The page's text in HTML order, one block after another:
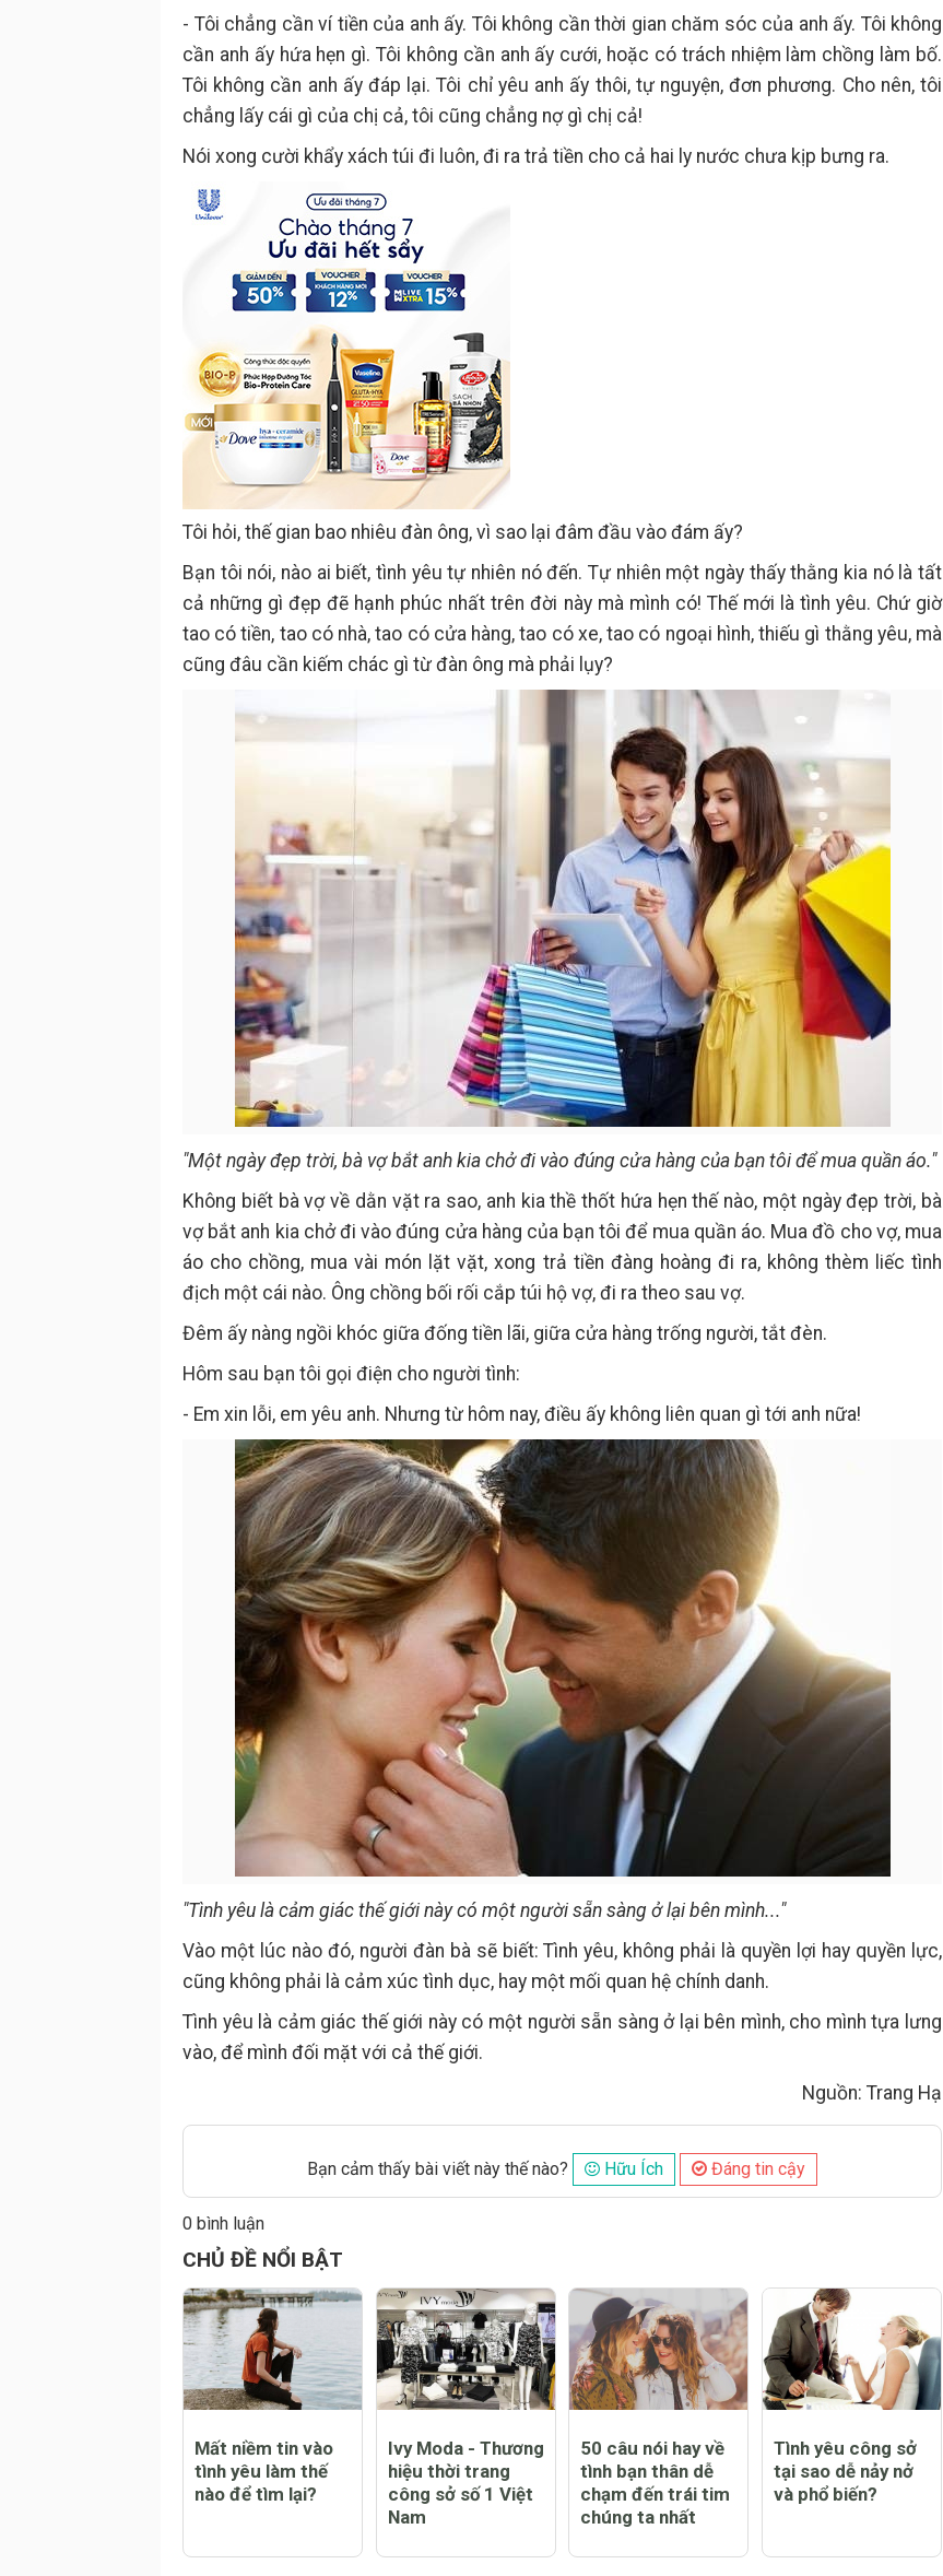
- Tôi chẳng cần ví tiền của anh ấy. Tôi không cần thời gian chăm sóc của anh ấy. Tôi không
cần anh ấy hứa hẹn gì. Tôi không cần anh ấy cưới, hoặc có trách nhiệm làm chồng làm bố.
Tôi không cần anh ấy đáp lại. Tôi chỉ yêu anh ấy thôi, tự nguyện, đơn phương. Cho nên, tôi
chẳng lấy cái gì của chị cả, tôi cũng chẳng nợ gì chị cả!
Nói xong cười khẩy xách túi đi luôn, đi ra trả tiền cho cả hai ly nước chưa kịp bưng ra.
Tôi hỏi, thế gian bao nhiêu đàn ông, vì sao lại đâm đầu vào đám ấy?
Bạn tôi nói, nào ai biết, tình yêu tự nhiên nó đến. Tự nhiên một ngày thấy thằng kia nó là tất
cả những gì đẹp đẽ hạnh phúc nhất trên đời này mà mình có! Thế mới là tình yêu. Chứ giờ
tao có tiền, tao có nhà, tao có cửa hàng, tao có xe, tao có ngoại hình, thiếu gì thằng yêu, mà
cũng đâu cần kiếm chác gì từ đàn ông mà phải lụy?
"Một ngày đẹp trời, bà vợ bắt anh kia chở đi vào đúng cửa hàng của bạn tôi để mua quần áo."
Không biết bà vợ về dằn vặt ra sao, anh kia thề thốt hứa hẹn thế nào, một ngày đẹp trời, bà
vợ bắt anh kia chở đi vào đúng cửa hàng của bạn tôi để mua quần áo. Mua đồ cho vợ, mua
áo cho chồng, mua vài món lặt vặt, xong trả tiền đàng hoàng đi ra, không thèm liếc tình
địch một cái nào. Ông chồng bối rối cắp túi hộ vợ, đi ra theo sau vợ.
Đêm ấy nàng ngồi khóc giữa đống tiền lãi, giữa cửa hàng trống người, tắt đèn.
Hôm sau bạn tôi gọi điện cho người tình:
- Em xin lỗi, em yêu anh. Nhưng từ hôm nay, điều ấy không liên quan gì tới anh nữa!
"Tình yêu là cảm giác thế giới này có một người sẵn sàng ở lại bên mình..."
Vào một lúc nào đó, người đàn bà sẽ biết: Tình yêu, không phải là quyền lợi hay quyền lực,
cũng không phải là cảm xúc tình dục, hay một mối quan hệ chính danh.
Tình yêu là cảm giác thế giới này có một người sẵn sàng ở lại bên mình, cho mình tựa lưng
vào, để mình đối mặt với cả thế giới.
Nguồn: Trang Hạ
Bạn cảm thấy bài viết này thế nào? Hữu Ích Đáng tin cậy
0 bình luận
Đăng
CHỦ ĐỀ NỔI BẬT
tình yêu làm thế
hiệu thời trang
tình bạn thân dễ
tại sao dễ nảy nở